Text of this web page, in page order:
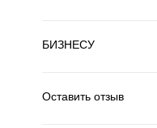
БИЗНЕСУ
Оставить отзыв